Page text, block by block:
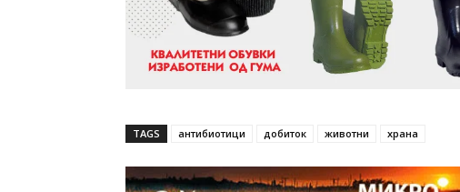
TAGS антибиотици добиток животни храна